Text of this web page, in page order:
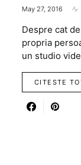
May 27, 2016
Despre cat
propria
un studio
CITESTE